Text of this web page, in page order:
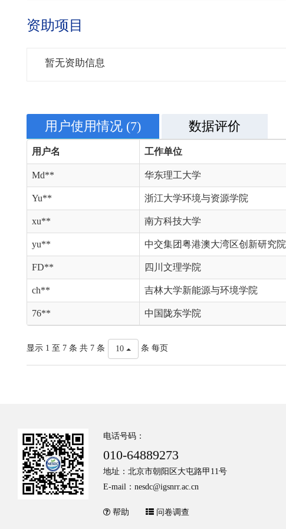
资助项目
暂无资助信息
用户使用情况 (7) 数据评价
用户名 工作单位
Md** 华东理工大学
Yu** 浙江大学环境与资源学院
xu** 南方科技大学
yu** 中交集团粤港澳大湾区创新研究院
FD** 四川文理学院
ch** 吉林大学新能源与环境学院
76** 中国陇东学院
显示 1 至 7 条 共 7 条 10 条 每页
电话号码：
010-64889273
地址：北京市朝阳区大屯路甲11号
E-mail：nesdc@igsnrr.ac.cn
帮助 问卷调查